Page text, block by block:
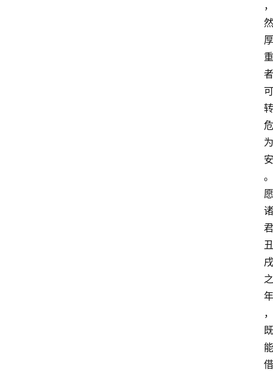
，
然
厚
重
者
可
转
危
为
安
。
愿
诸
君
丑
戌
之
年
，
既
能
借